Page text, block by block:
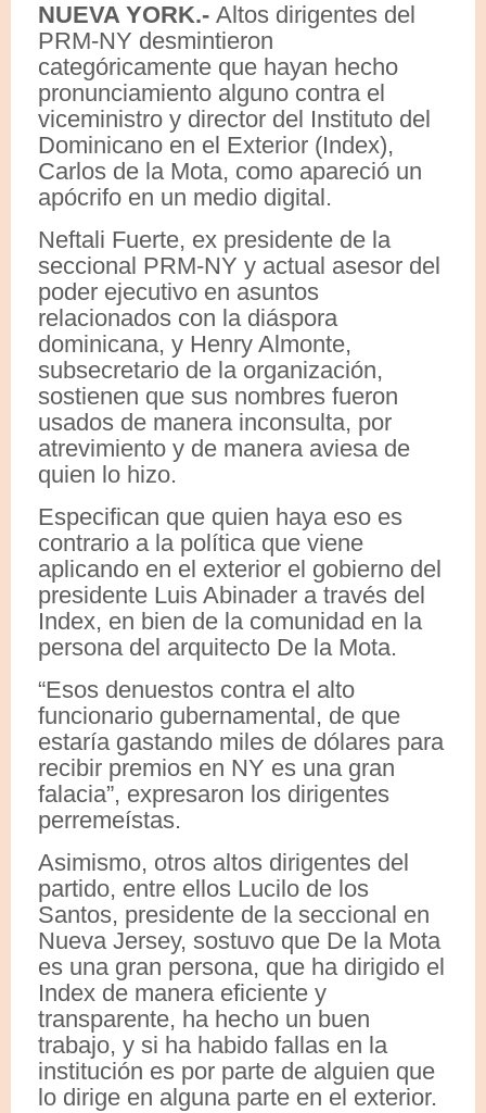
NUEVA YORK.- Altos dirigentes del
PRM-NY desmintieron
categóricamente que hayan hecho
pronunciamiento alguno contra el
viceministro y director del Instituto del
Dominicano en el Exterior (Index),
Carlos de la Mota, como apareció un
apócrifo en un medio digital.
Neftali Fuerte, ex presidente de la
seccional PRM-NY y actual asesor del
poder ejecutivo en asuntos
relacionados con la diáspora
dominicana, y Henry Almonte,
subsecretario de la organización,
sostienen que sus nombres fueron
usados de manera inconsulta, por
atrevimiento y de manera aviesa de
quien lo hizo.
Especifican que quien haya eso es
contrario a la política que viene
aplicando en el exterior el gobierno del
presidente Luis Abinader a través del
Index, en bien de la comunidad en la
persona del arquitecto De la Mota.
“Esos denuestos contra el alto
funcionario gubernamental, de que
estaría gastando miles de dólares para
recibir premios en NY es una gran
falacia”, expresaron los dirigentes
perremeístas.
Asimismo, otros altos dirigentes del
partido, entre ellos Lucilo de los
Santos, presidente de la seccional en
Nueva Jersey, sostuvo que De la Mota
es una gran persona, que ha dirigido el
Index de manera eficiente y
transparente, ha hecho un buen
trabajo, y si ha habido fallas en la
institución es por parte de alguien que
lo dirige en alguna parte en el exterior.